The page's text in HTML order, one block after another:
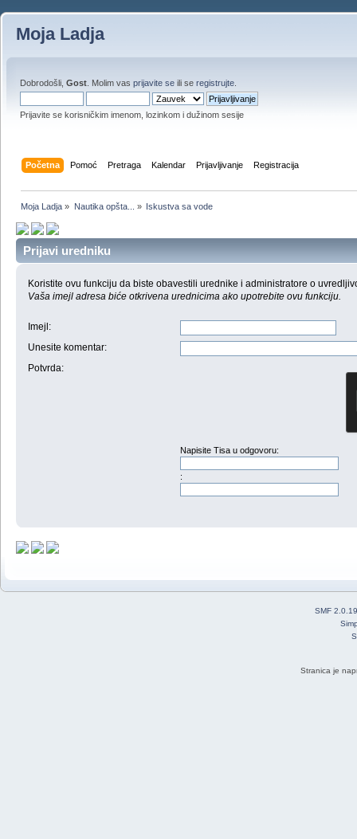
Moja Ladja
Dobrodošli, Gost . Molim vas prijavite se ili se registrujte
Prijavite se korisničkim imenom, lozinkom i dužinom sesije
Početna Pomoć Pretraga Kalendar Prijavljivanje Registracija
Moja Ladja » Nautika opšta... » Iskustva sa vode
Prijavi uredniku
Koristite ovu funkciju da biste obavestili urednike i administratore o
Vaša imejl adresa biće otkrivena urednicima ako upotrebite ovu funkciju.
Imejl :
Unesite komentar:
Potvrda:
Napisite Tisa u odgovoru:
:
SMF 2.0.19
Stranica je